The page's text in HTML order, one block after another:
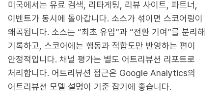
미국에서는 유료 검색, 리타게팅, 리뷰 사이트, 파트너,
이벤트가 동시에 돌아갑니다. 소스가 섞이면 스코어링이
왜곡됩니다. 소스는 “최초 유입”과 “전환 기여”를 분리해
기록하고, 스코어에는 행동과 적합도만 반영하는 편이
안정적입니다. 채널 평가는 별도 어트리뷰션 리포트로
처리합니다. 어트리뷰션 접근은 Google Analytics의
어트리뷰션 모델 설명이 기준 잡기에 좋습니다.